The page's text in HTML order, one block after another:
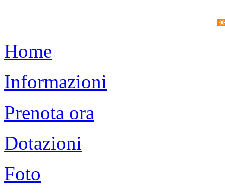
Home
Informazioni
Prenota ora
Dotazioni
Foto